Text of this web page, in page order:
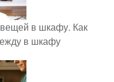
вещей в шкафу. Как
в шкафу